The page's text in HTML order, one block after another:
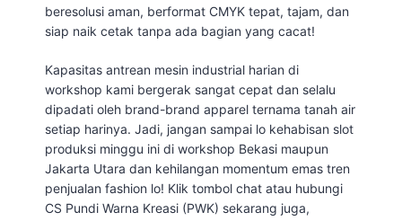
beresolusi aman, berformat CMYK tepat, tajam, dan
siap naik cetak tanpa ada bagian yang cacat!
Kapasitas antrean mesin industrial harian di
workshop kami bergerak sangat cepat dan selalu
dipadati oleh brand-brand apparel ternama tanah air
setiap harinya. Jadi, jangan sampai lo kehabisan slot
produksi minggu ini di workshop Bekasi maupun
Jakarta Utara dan kehilangan momentum emas tren
penjualan fashion lo! Klik tombol chat atau hubungi
CS Pundi Warna Kreasi (PWK) sekarang juga,